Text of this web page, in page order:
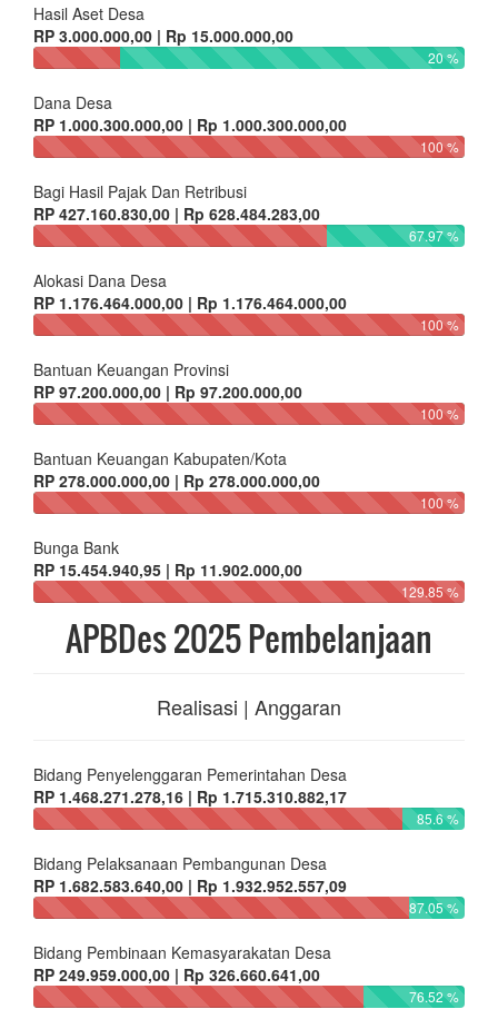
Hasil Aset Desa
RP 3.000.000,00 | Rp 15.000.000,00
20 %
Dana Desa
RP 1.000.300.000,00 | Rp 1.000.300.000,00
100 %
Bagi Hasil Pajak Dan Retribusi
RP 427.160.830,00 | Rp 628.484.283,00
67.97 %
Alokasi Dana Desa
RP 1.176.464.000,00 | Rp 1.176.464.000,00
100 %
Bantuan Keuangan Provinsi
RP 97.200.000,00 | Rp 97.200.000,00
100 %
Bantuan Keuangan Kabupaten/Kota
RP 278.000.000,00 | Rp 278.000.000,00
100 %
Bunga Bank
RP 15.454.940,95 | Rp 11.902.000,00
129.85 %
APBDes 2025 Pembelanjaan
Realisasi | Anggaran
Bidang Penyelenggaran Pemerintahan Desa
RP 1.468.271.278,16 | Rp 1.715.310.882,17
85.6 %
Bidang Pelaksanaan Pembangunan Desa
RP 1.682.583.640,00 | Rp 1.932.952.557,09
87.05 %
Bidang Pembinaan Kemasyarakatan Desa
RP 249.959.000,00 | Rp 326.660.641,00
76.52 %